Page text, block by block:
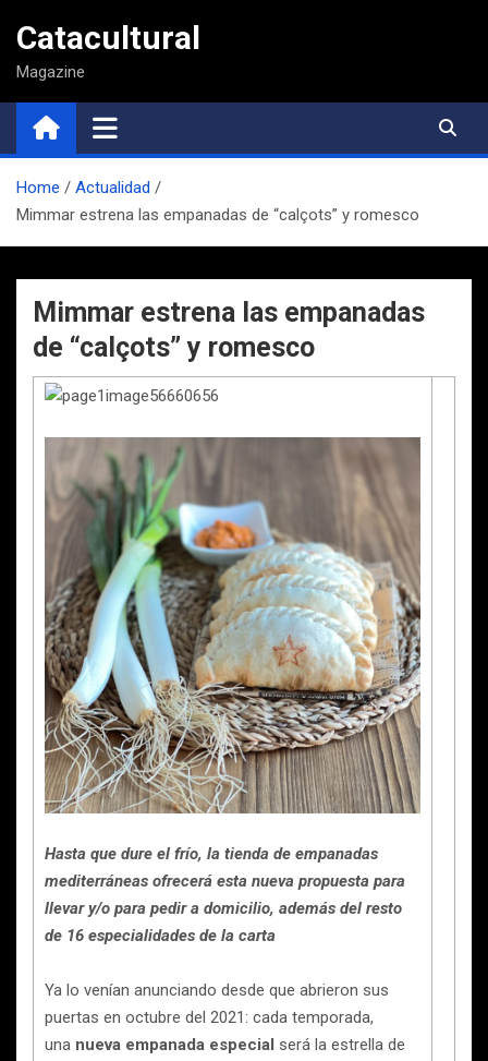
contenido
Catacultural
Magazine
Home
Actualidad
Mimmar estrena las empanadas de “calçots” y romesco
Mimmar estrena las empanadas
de “calçots” y romesco
Hasta que dure el frío, la tienda de empanadas
mediterráneas ofrecerá esta nueva propuesta para
llevar y/o para pedir a domicilio, además del resto
de 16 especialidades de la carta
Ya lo venían anunciando desde que abrieron sus
puertas en octubre del 2021: cada temporada,
una nueva empanada especial será la estrella de